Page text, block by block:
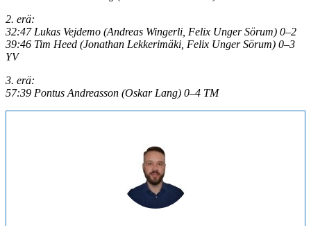
2. erä:
32:47 Lukas Vejdemo (Andreas Wingerli, Felix Unger Sörum) 0–2
39:46 Tim Heed (Jonathan Lekkerimäki, Felix Unger Sörum) 0–3
YV
3. erä:
57:39 Pontus Andreasson (Oskar Lang) 0–4 TM